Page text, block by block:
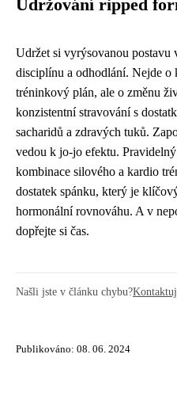
Udržování ripped
Udržet si vyrýsovanou postavu
disciplínu a odhodlání. Nejde o
tréninkový plán, ale o změnu
konzistentní stravování s
sacharidů a zdravých tuků.
vedou k jo-jo efektu.
kombinace silového a kardio
dostatek spánku, který je
hormonální rovnováhu. A v
dopřejte si čas.
Našli jste v článku chybu?
Publikováno: 08. 06. 2024